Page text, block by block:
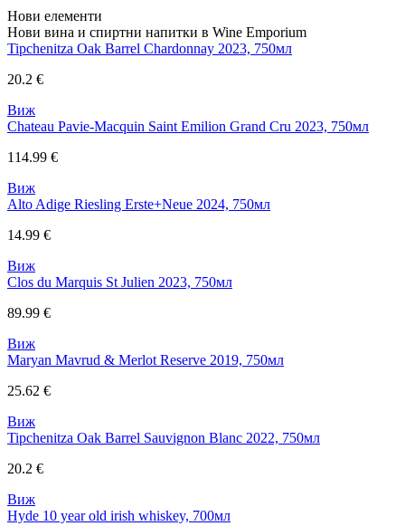
Нови елементи
Нови вина и спиртни напитки в Wine Emporium
Tipchenitza Oak Barrel Chardonnay 2023, 750мл
20.2 €
Виж
Chateau Pavie-Macquin Saint Emilion Grand Cru 2023, 750мл
114.99 €
Виж
Alto Adige Riesling Erste+Neue 2024, 750мл
14.99 €
Виж
Clos du Marquis St Julien 2023, 750мл
89.99 €
Виж
Maryan Mavrud & Merlot Reserve 2019, 750мл
25.62 €
Виж
Tipchenitza Oak Barrel Sauvignon Blanc 2022, 750мл
20.2 €
Виж
Hyde 10 year old irish whiskey, 700мл